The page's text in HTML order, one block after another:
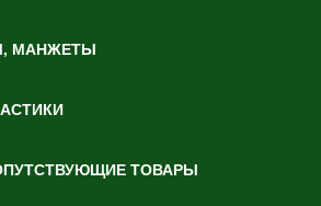
МАНЖЕТЫ
ТОВАРЫ